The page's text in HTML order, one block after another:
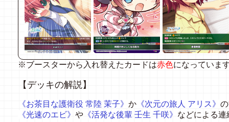
※ブースターから入れ替えたカードは赤色になっていま
【デッキの解説】
《お茶目な護衛役 常陸 茉子》 か 《次元の旅人 アリス》
《光速のエビ》 や 《活発な後輩 壬生 千咲》 などによる